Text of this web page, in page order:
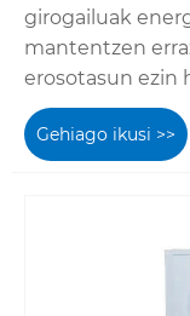
girogailuak
mantentzen
erosotasun ezin
Gehiago ikusi >>